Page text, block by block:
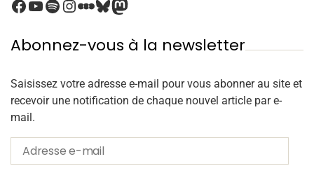
Abonnez-vous à la newsletter
Saisissez votre adresse e-mail pour vous abonner au site et
recevoir une notification de chaque nouvel article par e-
mail.